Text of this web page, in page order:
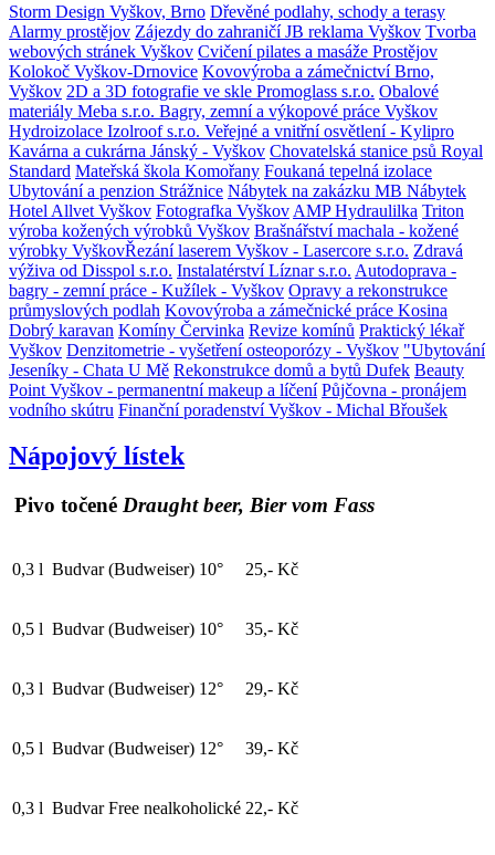
Storm Design Vyškov, Brno Dřevěné podlahy, schody a terasy
Alarmy prostějov Zájezdy do zahraničíJB reklama Vyškov Tvorba
webových stránek Vyškov Cvičení pilates a masáže Prostějov
Kolokoč Vyškov-Drnovice Kovovýroba a zámečnictví Brno,
Vyškov 2D a 3D fotografie ve skle Promoglass s.r.o. Obalové
materiály Meba s.r.o. Bagry, zemní a výkopové práce Vyškov
Hydroizolace Izolroof s.r.o. Veřejné a vnitřní osvětlení - Kylipro
Kavárna a cukrárna Jánský - Vyškov Chovatelská stanice psů Royal
Standard Mateřská škola Komořany Foukaná tepelná izolace
Ubytování a penzion Strážnice Nábytek na zakázku MB Nábytek
Hotel Allvet Vyškov Fotografka Vyškov AMP Hydraulilka Triton
výroba kožených výrobků Vyškov Brašnářství machala - kožené
výrobky VyškovŘezání laserem Vyškov - Lasercore s.r.o. Zdravá
výživa od Disspol s.r.o. Instalatérství Líznar s.r.o. Autodoprava -
bagry - zemní práce - Kužílek - Vyškov Opravy a rekonstrukce
průmyslových podlah Kovovýroba a zámečnické práce Kosina
Dobrý karavan Komíny Červinka Revize komínů Praktický lékař
Vyškov Denzitometrie - vyšetření osteoporózy - Vyškov "Ubytování
Jeseníky - Chata U Mě Rekonstrukce domů a bytů Dufek Beauty
Point Vyškov - permanentní makeup a líčení Půjčovna - pronájem
vodního skútru Finanční poradenství Vyškov - Michal Břoušek
Nápojový lístek
Pivo točené Draught beer, Bier vom Fass
0,3 l Budvar (Budweiser) 10° 25,- Kč
0,5 l Budvar (Budweiser) 10° 35,- Kč
0,3 l Budvar (Budweiser) 12° 29,- Kč
0,5 l Budvar (Budweiser) 12° 39,- Kč
0,3 l Budvar Free nealkoholické 22,- Kč